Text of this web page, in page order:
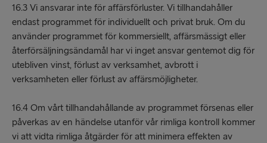
16.3 Vi ansvarar inte för affärsförluster. Vi tillhandahåller
endast programmet för individuellt och privat bruk. Om du
använder programmet för kommersiellt, affärsmässigt eller
återförsäljningsändamål har vi inget ansvar gentemot dig för
utebliven vinst, förlust av verksamhet, avbrott i
verksamheten eller förlust av affärsmöjligheter.
16.4 Om vårt tillhandahållande av programmet försenas eller
påverkas av en händelse utanför vår rimliga kontroll kommer
vi att vidta rimliga åtgärder för att minimera effekten av